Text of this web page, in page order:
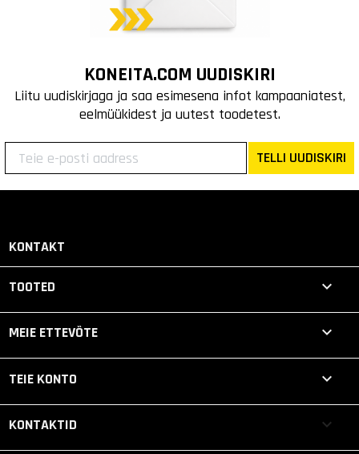
KONEITA.COM UUDISKIRI
Liitu uudiskirjaga ja saa esimesena infot kampaaniatest,
eelmüükidest ja uutest toodetest.
TELLI UUDISKIRI
KONTAKT
TOOTED 
MEIE ETTEVÕTE 
TEIE KONTO 
KONTAKTID keyboard_arrow_down